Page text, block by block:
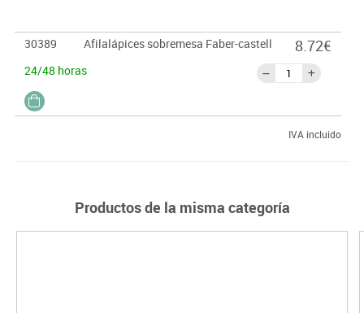
30389
Afilalápices sobremesa Faber-castell
24/48 horas
8.72€
IVA incluido
Productos de la misma categoría